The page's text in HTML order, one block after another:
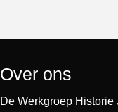
Over ons
De Werkgroep